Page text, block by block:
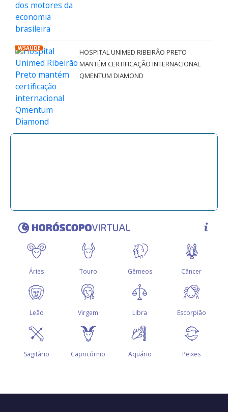
WSAÚDE
HOSPITAL UNIMED RIBEIRÃO PRETO
MANTÉM CERTIFICAÇÃO INTERNACIONAL
QMENTUM DIAMOND